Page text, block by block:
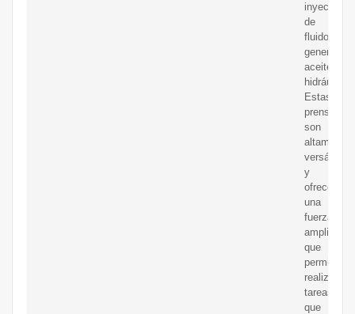
inyección
de
fluido,
aceite
hidráulico
Estas
prensas
son
altamente
versátiles
y
ofrecen
una
fuerza
que
permite
realizar
tareas
que